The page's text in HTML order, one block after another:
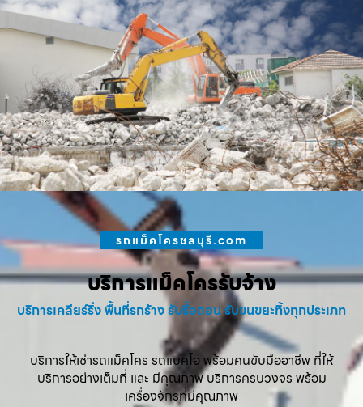
รถแม็คโครชลบุรี.com
บริการแม็คโครรับจ้าง
บริการเคลียร์ริ่ง พื้นที่รกร้าง รับรื้อถอน รับขนขยะทิ้งทุกประเภท
บริการให้เช่ารถแม็คโคร รถแบคโฮ พร้อมคนขับมืออาชีพ ที่ให้
บริการอย่างเต็มที่ และ มีคุณภาพ บริการครบวงจร พร้อม
เครื่องจักรที่มีคุณภาพ